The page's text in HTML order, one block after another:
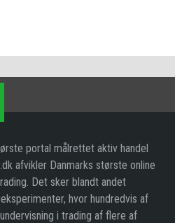
portal målrettet aktiv handel
afvikler Danmarks største online
Det sker blandt andet
hvor hundredvis af
i trading af flere af